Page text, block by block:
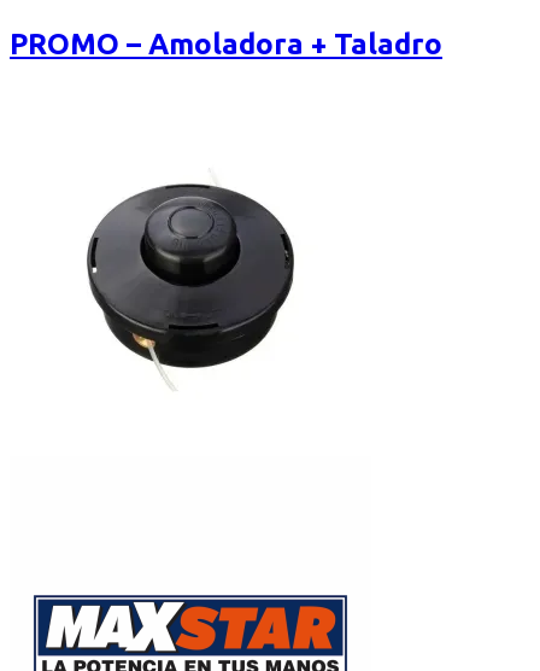
5
PROMO – Amoladora + Taladro